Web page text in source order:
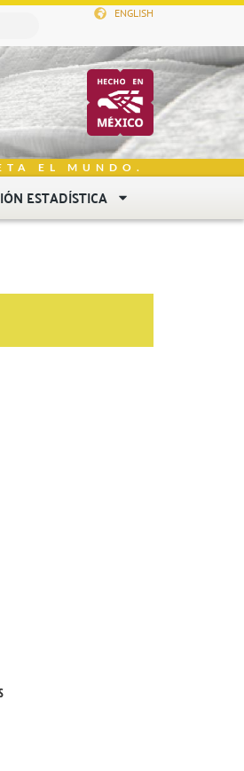
ENGLISH
EL MUNDO.
ESTADÍSTICA